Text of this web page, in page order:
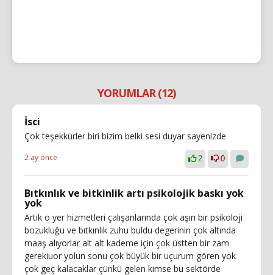
YORUMLAR (12)
İsci
Çok teşekkürler biri bizim belki sesi duyar sayenizde
2 ay önce 2 0
Bıtkınlık ve bitkinlik artı psikolojik baskı yok
yok
Artık o yer hizmetleri çalışanlarında çok aşırı bir psikoloji
bozukluğu ve bıtkınlık zuhu buldu degerinin çok altında
maaş alıyorlar alt alt kademe için çok üstten bir zam
gerekiuor yolun sonu çok büyük bir uçurum gören yok
çok geç kalacaklar çünkü gelen kimse bu sektörde